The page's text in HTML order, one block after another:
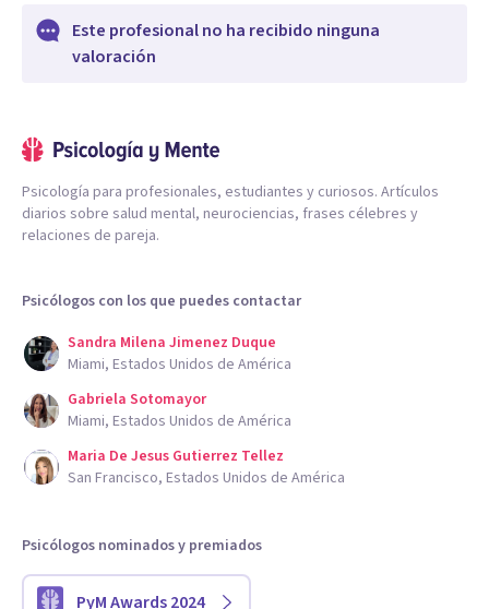
Este profesional no ha recibido ninguna
valoración
Psicología para profesionales, estudiantes y curiosos. Artículos
diarios sobre salud mental, neurociencias, frases célebres y
relaciones de pareja.
Psicólogos con los que puedes contactar
Sandra Milena Jimenez Duque
Miami, Estados Unidos de América
Gabriela Sotomayor
Miami, Estados Unidos de América
Maria De Jesus Gutierrez Tellez
San Francisco, Estados Unidos de América
Psicólogos nominados y premiados
PyM Awards 2024